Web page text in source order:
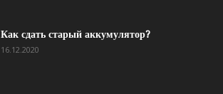
Как сдать старый аккумулятор?
16.12.2020